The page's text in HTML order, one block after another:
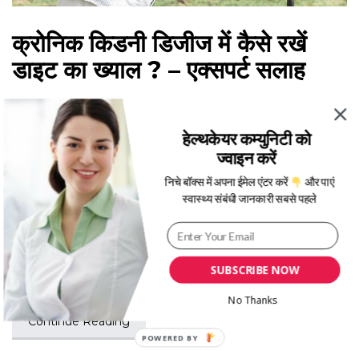
क्रोनिक किडनी डिजीज में कैसे रखें
डाइट का ख्याल ? – एक्सपर्ट सलाह
Aishwarya Pillai
Jun 10, 2019, 2.07k Views
किडनी हमारे शरीर का सबसे महत्‍वपूर्ण अंग है। जो खराब लाइफ स्‍टाइल या
किसी दवा के दुष्‍प्रभाव की वजह से कई बार किडनी
Continue Reading
SUBSCRIBE NOW
हेल्थकेयर कम्युनिटी को
ज्वाइन करें
निचे बॉक्स में अपना ईमेल एंटर करें
और पाएं
स्वास्थ्य संबंधी जानकारी सबसे पहले
No Thanks